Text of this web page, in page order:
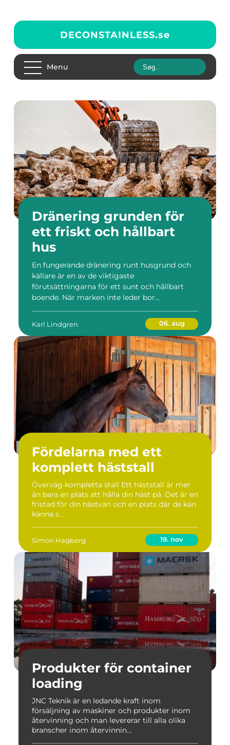
DECONSTAINLESS.se
Menu
Dränering grunden för
ett friskt och hållbart
hus
En fungerande dränering runt husgrund och
källare är en av de viktigaste
förutsättningarna för ett sunt och hållbart
boende. När marken inte leder bor...
Karl Lindgren 06. aug
Fördelarna med ett
komplett häststall
Överväg kompletta stall Ett häststall är mer
än bara en plats att hålla din häst på. Det är en
fristad för din hästvän och en plats där de kan
känna s...
Simon Hagberg 19. nov
Produkter för container
loading
JNC Teknik är en ledande kraft inom
försäljning av maskiner och produkter inom
återvinning och man levererar till alla olika
branscher inom återvinnin...